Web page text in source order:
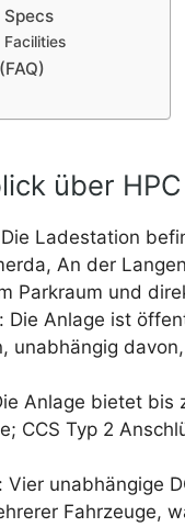
Specs
über
Ladestation
An der
Parkraum und
Die Anlage ist
unabhängig
Anlage bietet bis
CCS Typ 2
unabhängige
Fahrzeuge,